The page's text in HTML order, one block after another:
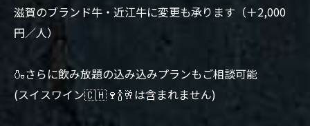
滋賀のブランド牛・近江牛に変更も承ります（＋2,000
円／人）
🍶さらに飲み放題の込み込みプランもご相談可能
(スイスワイン🇨🇭🍷🍾🥂は含まれません)